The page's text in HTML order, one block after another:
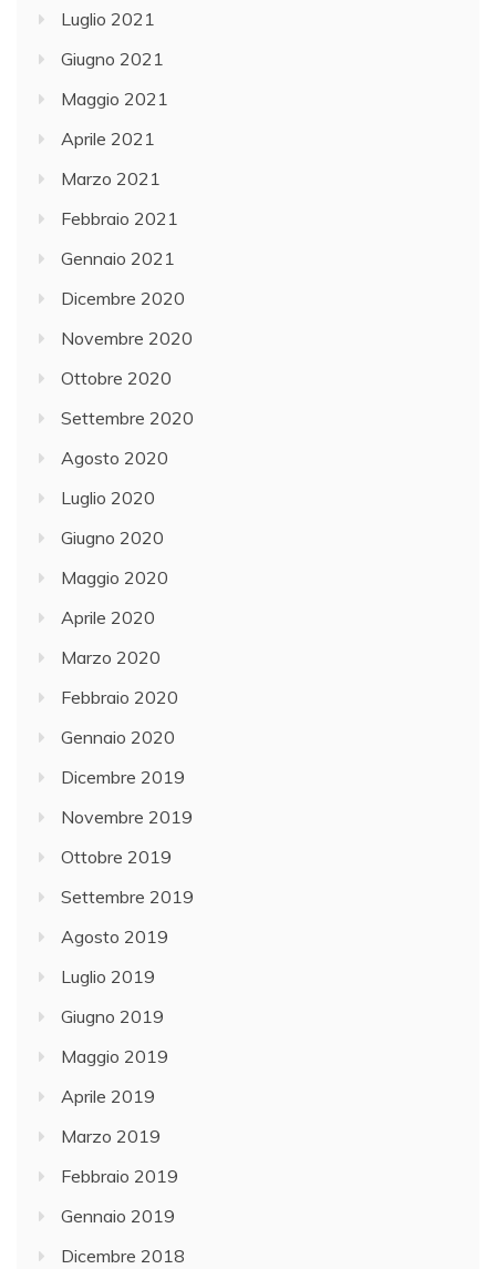
Luglio 2021
Giugno 2021
Maggio 2021
Aprile 2021
Marzo 2021
Febbraio 2021
Gennaio 2021
Dicembre 2020
Novembre 2020
Ottobre 2020
Settembre 2020
Agosto 2020
Luglio 2020
Giugno 2020
Maggio 2020
Aprile 2020
Marzo 2020
Febbraio 2020
Gennaio 2020
Dicembre 2019
Novembre 2019
Ottobre 2019
Settembre 2019
Agosto 2019
Luglio 2019
Giugno 2019
Maggio 2019
Aprile 2019
Marzo 2019
Febbraio 2019
Gennaio 2019
Dicembre 2018